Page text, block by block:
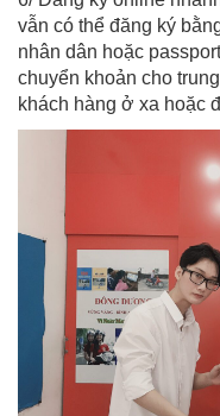
vẫn có thể đăng ký
nhân dân hoặc
chuyển khoản cho
khách hàng ở xa hoặc